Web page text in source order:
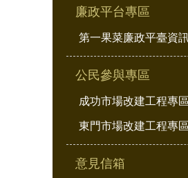
廉政平台專區
第一果菜廉政平臺資
公民參與專區
成功市場改建工程專區
東門市場改建工程專區
意見信箱